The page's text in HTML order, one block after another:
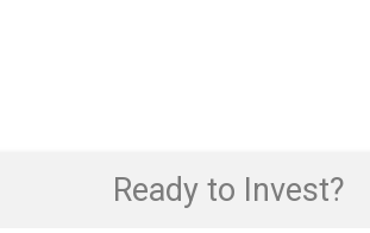
Ready to Invest?